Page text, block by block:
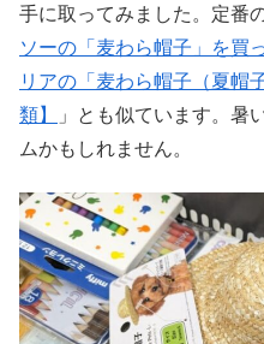
手に取ってみました。定番
ソーの「麦わら帽子」を買
リアの「麦わら帽子（夏帽
類】
」とも似ています。暑
ムかもしれません。